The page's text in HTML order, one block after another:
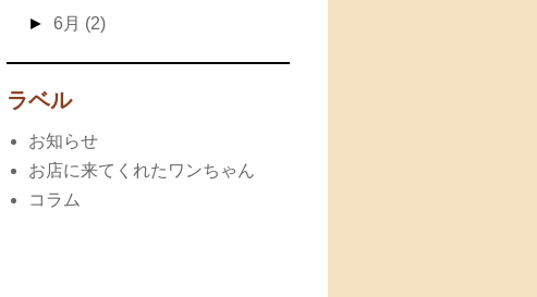
►6月 (2)
ラベル
お知らせ
お店に来てくれたワンちゃん
コラム